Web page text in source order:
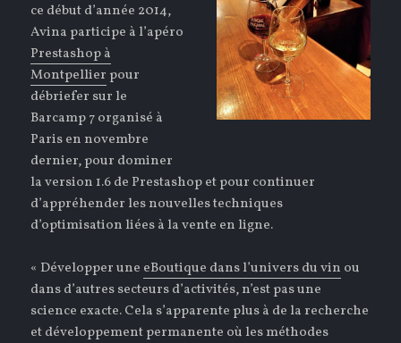
ce début d’année 2014,
Avina participe à l’apéro
Prestashop à
Montpellier pour
débriefer sur le
Barcamp 7 organisé à
Paris en novembre
dernier, pour dominer
la version 1.6 de Prestashop et pour continuer
d’appréhender les nouvelles techniques
d’optimisation liées à la vente en ligne.
« Développer une eBoutique dans l’univers du vin ou
dans d’autres secteurs d’activités, n’est pas une
science exacte. Cela s’apparente plus à de la recherche
et développement permanente où les méthodes